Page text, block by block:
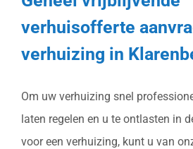
verhuisofferte
verhuizing in
Om uw verhuizing snel
laten regelen en u te ontlasten in
voor een verhuizing, kunt u van